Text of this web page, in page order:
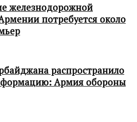
железнодорожной
потребуется около
распространило
Армия обороны